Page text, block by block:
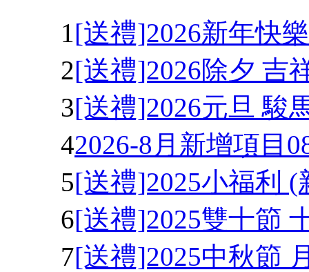
1[送禮]2026新年快
2[送禮]2026除夕 吉
3[送禮]2026元旦 駿
42026-8月新增項目
5[送禮]2025小福利 (
6[送禮]2025雙十節
7[送禮]2025中秋節